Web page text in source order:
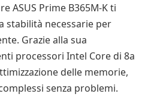
ASUS Prime B365M-K ti
stabilità necessarie per
Grazie alla sua
processori Intel Core di 8a
delle memorie,
senza problemi.